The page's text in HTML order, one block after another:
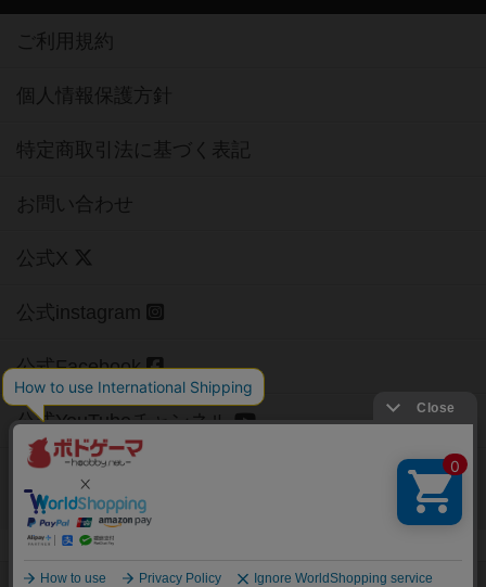
ご利用規約
個人情報保護方針
特定商取引法に基づく表記
お問い合わせ
公式X
公式instagram
公式Facebook
公式YouTubeチャンネル